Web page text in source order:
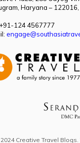
Haryana –
124 4567777
Creative Travel